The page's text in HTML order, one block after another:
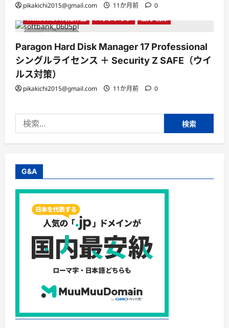
pikakichi2015@gmail.com 11か月前 0
1 分読み取り
Paragon Hard Disk Manager
Windows10対応作品
Windows11対応作品
バックアップ 復元・削除
Paragon Hard Disk Manager 17 Professional
シングルライセンス ＋ Security Z SAFE（ウイ
ルス対策）
pikakichi2015@gmail.com 11か月前 0
索:
G&A